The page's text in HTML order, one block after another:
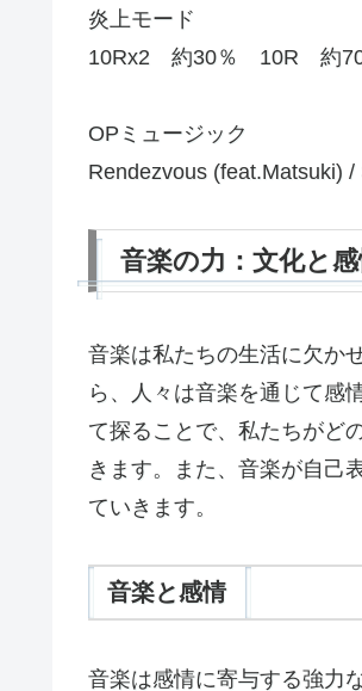
炎上モード
10Rx2 約30％ 10R 約
OPミュージック
Rendezvous (feat.Matsuki)
音楽の力：文化と
音楽は私たちの生活に欠か
ら、人々は音楽を通じて感
て探ることで、私たちがど
きます。また、音楽が自己
ていきます。
音楽と感情
音楽は感情に寄与する強力